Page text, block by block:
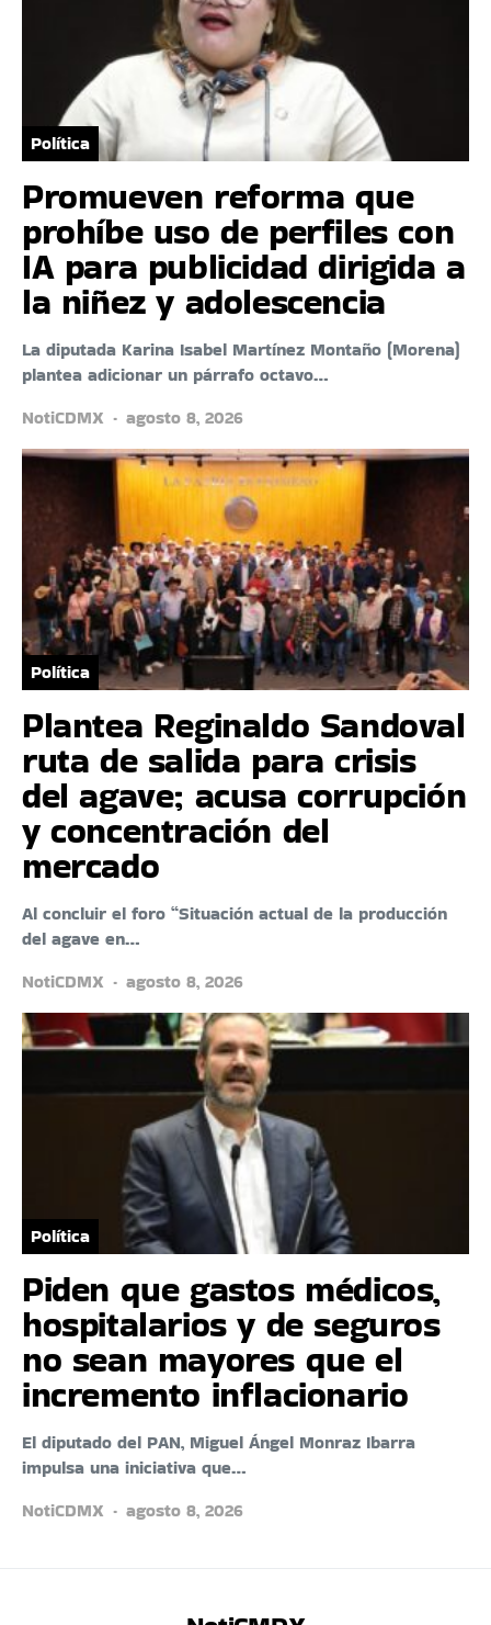
Política
Promueven reforma que
prohíbe uso de perfiles con
IA para publicidad dirigida a
la niñez y adolescencia
La diputada Karina Isabel Martínez Montaño (Morena)
plantea adicionar un párrafo octavo…
NotiCDMX
agosto 8, 2026
Política
Plantea Reginaldo Sandoval
ruta de salida para crisis
del agave; acusa corrupción
y concentración del
mercado
Al concluir el foro “Situación actual de la producción
del agave en…
NotiCDMX
agosto 8, 2026
Política
Piden que gastos médicos,
hospitalarios y de seguros
no sean mayores que el
incremento inflacionario
El diputado del PAN, Miguel Ángel Monraz Ibarra
impulsa una iniciativa que…
NotiCDMX
agosto 8, 2026